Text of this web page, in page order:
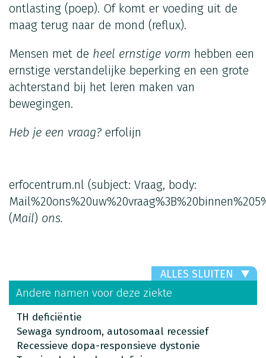
ontlasting (poep). Of komt er voeding uit de
maag terug naar de mond (reflux).
Mensen met de heel ernstige vorm hebben een
ernstige verstandelijke beperking en een grote
achterstand bij het leren maken van
bewegingen.
Heb je een vraag? erfolijn
erfocentrum.nl (subject: Vraag, body:
(Mail) ons.
ALLES SLUITEN
Andere namen voor deze ziekte
TH deficiëntie
Sewaga syndroom, autosomaal recessief
Recessieve dopa-responsieve dystonie